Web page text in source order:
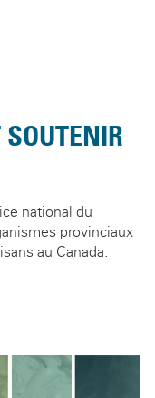
national du
provinciaux
au Canada.